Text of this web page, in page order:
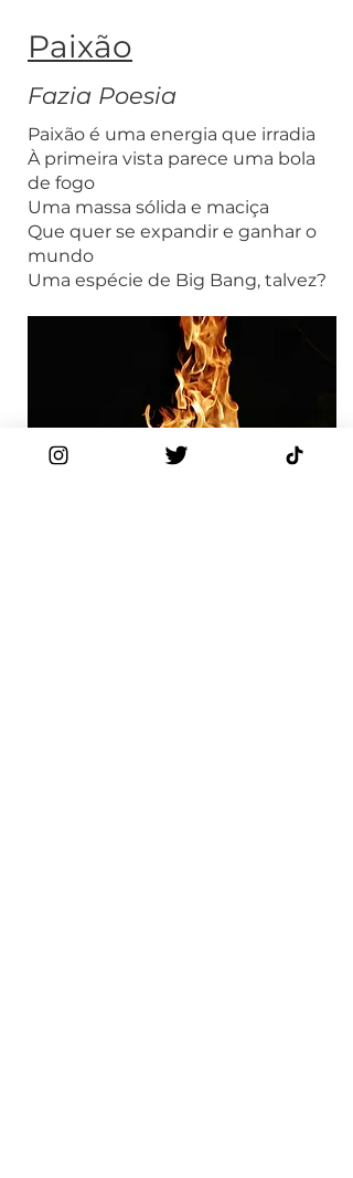
Paixão
Fazia Poesia
Paixão é uma energia que irradia
À primeira vista parece uma bola
de fogo
Uma massa sólida e maciça
Que quer se expandir e ganhar o
mundo
Uma espécie de Big Bang, talvez?